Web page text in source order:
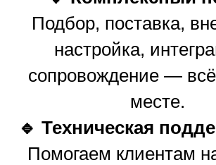
Подбор, поставка,
настройка,
сопровождение —
месте.
🔹 Техническая
Помогаем клиентам